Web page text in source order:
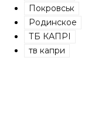
Покровськ
Родинское
ТБ КАПРІ
тв капри